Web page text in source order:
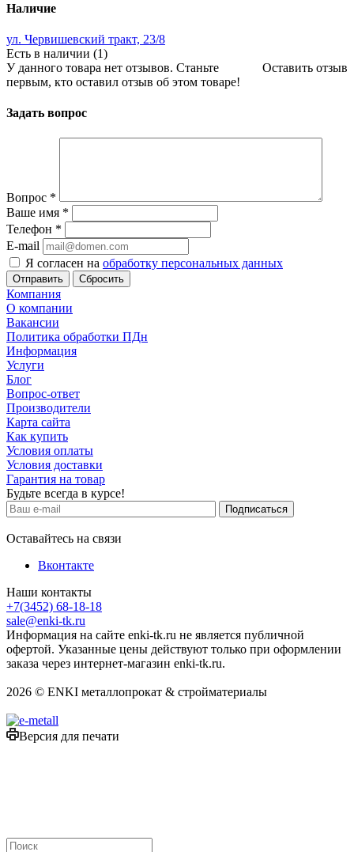
Наличие
ул. Червишевский тракт, 23/8
Есть в наличии (1)
Оставить отзыв
У данного товара нет отзывов. Станьте
первым, кто оставил отзыв об этом товаре!
Задать вопрос
Вопрос *
Ваше имя *
Телефон *
E-mail
Я согласен на обработку персональных данных
Сбросить
Компания
О компании
Вакансии
Политика обработки ПДн
Информация
Услуги
Блог
Вопрос-ответ
Производители
Карта сайта
Как купить
Условия оплаты
Условия доставки
Гарантия на товар
Будьте всегда в курсе!
Оставайтесь на связи
Вконтакте
Наши контакты
+7(3452) 68-18-18
sale@enki-tk.ru
Информация на сайте enki-tk.ru не является публичной
офертой. Указанные цены действуют только при оформлении
заказа через интернет-магазин enki-tk.ru.
2026 © ENKI металлопрокат & стройматериалы
Версия для печати